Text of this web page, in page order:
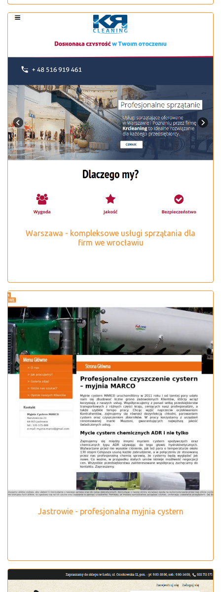
Warszawa - kompleksowe usługi sprzątania dla
firm we wrocławiu
Jastrowie - profesjonalna myjnia cystern